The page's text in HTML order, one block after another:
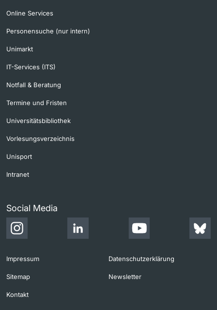
Online Services
Personensuche (nur intern)
Unimarkt
IT-Services (ITS)
Notfall & Beratung
Termine und Fristen
Universitätsbibliothek
Vorlesungsverzeichnis
Unisport
Intranet
Social Media
Impressum Datenschutzerklärung
Sitemap Newsletter
Kontakt